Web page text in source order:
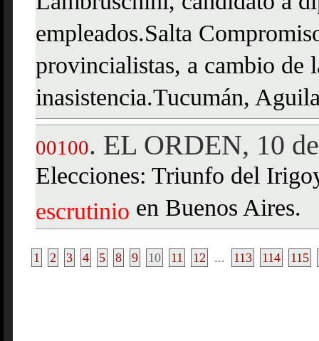
empleados.Salta
provincialistas, a cambio de
inasistencia.Tucumán,
00100. EL ORDEN, 10
Elecciones: Triunfo del
escrutinio en Buenos Aires.
1 2 3 4 5 8 9 10 11 12 ... 113 114 115